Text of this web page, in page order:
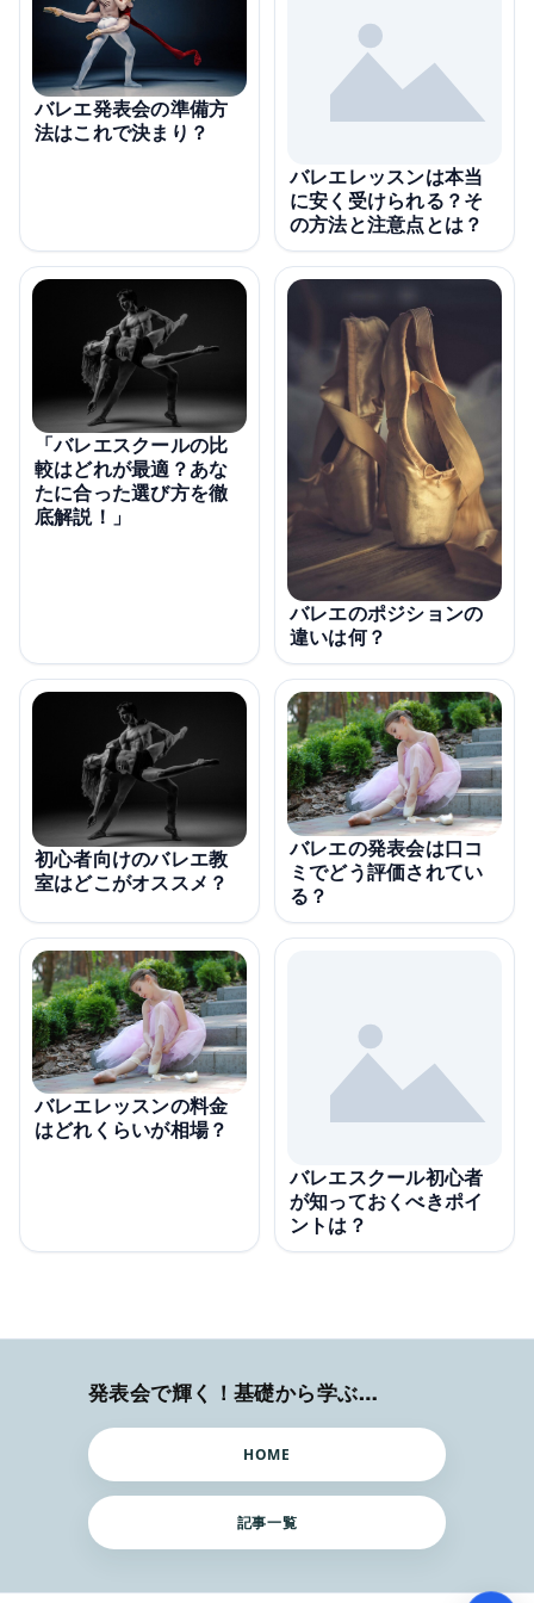
バレエ発表会の準備方
法はこれで決まり？
バレエレッスンは本当
に安く受けられる？そ
の方法と注意点とは？
「バレエスクールの比
較はどれが最適？あな
たに合った選び方を徹
底解説！」
バレエのポジションの
違いは何？
初心者向けのバレエ教
室はどこがオススメ？
バレエの発表会は口コ
ミでどう評価されてい
る？
バレエレッスンの料金
はどれくらいが相場？
バレエスクール初心者
が知っておくべきポイ
ントは？
発表会で輝く！基礎から学ぶバレエ術
HOME
記事一覧